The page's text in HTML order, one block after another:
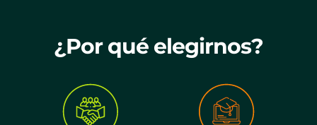
¿Por qué elegirnos?